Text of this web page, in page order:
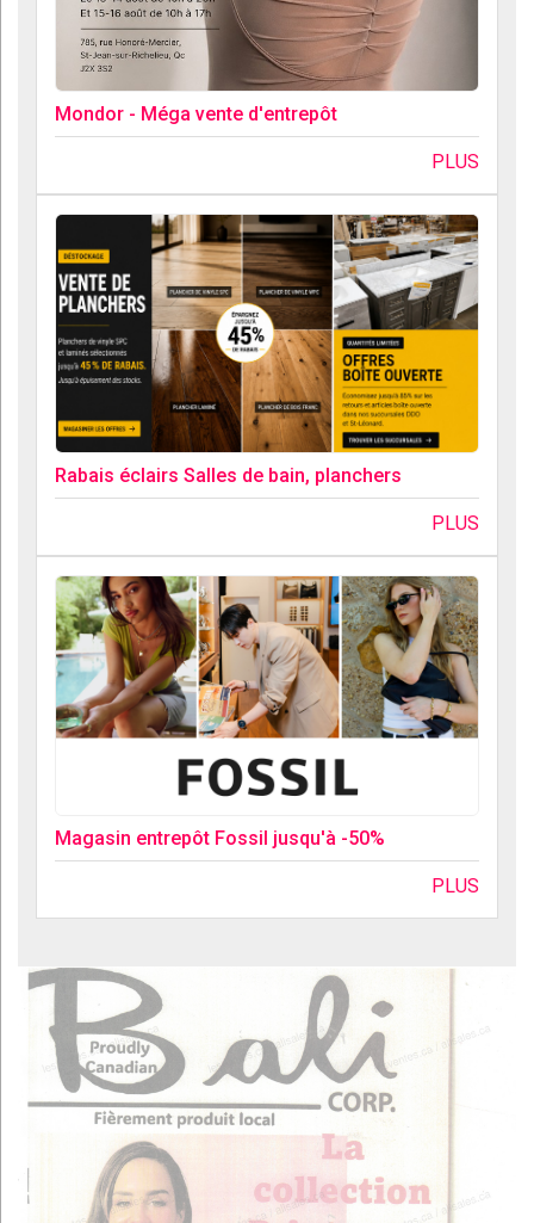
Mondor - Méga vente d'entrepôt
PLUS
Rabais éclairs Salles de bain, planchers
PLUS
Magasin entrepôt Fossil jusqu'à -50%
PLUS